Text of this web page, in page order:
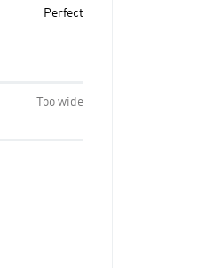
Perfect
Too wide